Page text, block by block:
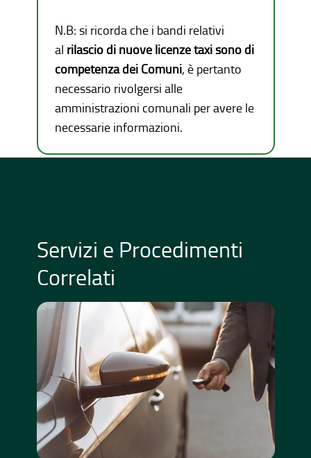
N.B: si ricorda che i bandi relativi
al rilascio di nuove licenze taxi sono di
competenza dei Comuni, è pertanto
necessario rivolgersi alle
amministrazioni comunali per avere le
necessarie informazioni.
Servizi e Procedimenti
Correlati